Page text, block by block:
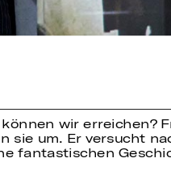
wir erreichen?
um. Er versucht
fantastischen